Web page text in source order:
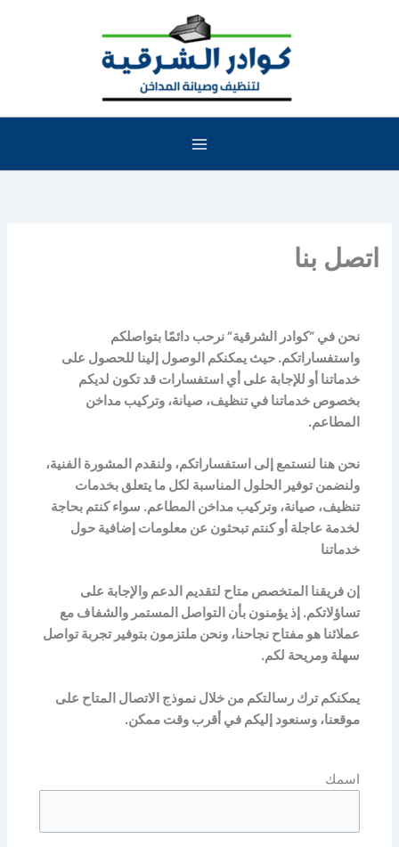
اتصل بنا
نحن في “كوادر الشرقية” نرحب دائمًا بتواصلكم
واستفساراتكم. حيث يمكنكم الوصول إلينا للحصول على
خدماتنا أو للإجابة على أي استفسارات قد تكون لديكم
بخصوص خدماتنا في تنظيف، صيانة، وتركيب مداخن
المطاعم.
نحن هنا لنستمع إلى استفساراتكم، ولنقدم المشورة الفنية،
ولنضمن توفير الحلول المناسبة لكل ما يتعلق بخدمات
تنظيف، صيانة، وتركيب مداخن المطاعم. سواء كنتم بحاجة
لخدمة عاجلة أو كنتم تبحثون عن معلومات إضافية حول
خدماتنا
إن فريقنا المتخصص متاح لتقديم الدعم والإجابة على
تساؤلاتكم. إذ يؤمنون بأن التواصل المستمر والشفاف مع
عملائنا هو مفتاح نجاحنا، ونحن ملتزمون بتوفير تجربة تواصل
سهلة ومريحة لكم.
يمكنكم ترك رسالتكم من خلال نموذج الاتصال المتاح على
موقعنا، وسنعود إليكم في أقرب وقت ممكن.
اسمك